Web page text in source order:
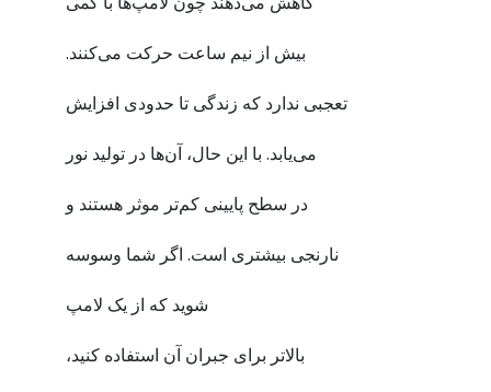
بیش از نیم ساعت حرکت می‌کنند.
تعجبی ندارد که زندگی تا حدودی افزایش
می‌یابد. با این حال، آن‌ها در تولید نور
در سطح پایینی کم‌تر موثر هستند و
نارنجی بیشتری است. اگر شما وسوسه
شوید که از یک لامپ
بالاتر برای جبران آن استفاده کنید،